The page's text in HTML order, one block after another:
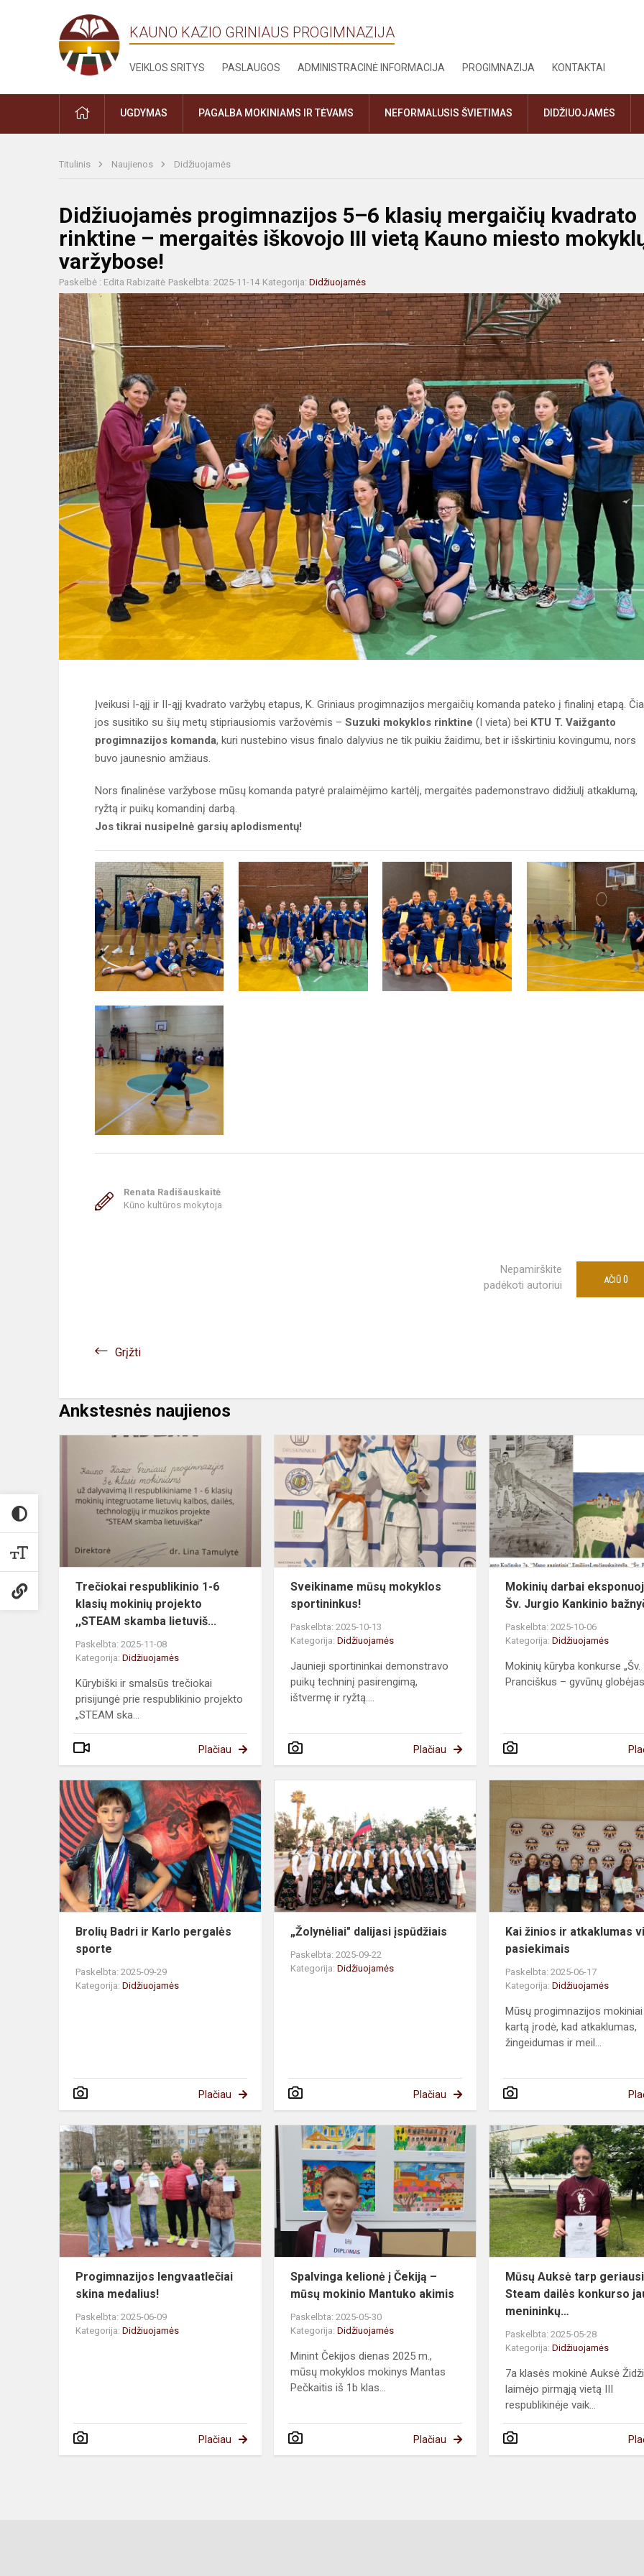
KAUNO KAZIO GRINIAUS PROGIMNAZIJA
VEIKLOS SRITYS PASLAUGOS ADMINISTRACINĖ INFORMACIJA PROGIMNAZIJA KONTAKTAI
PRADŽIAUGDYMAS PAGALBA MOKINIAMS IR TĖVAMS NEFORMALUSIS ŠVIETIMAS DIDŽIUOJAMĖS
Titulinis Naujienos Didžiuojamės
Didžiuojamės progimnazijos 5–6 klasių mergaičių kvadrato
rinktine – mergaitės iškovojo III vietą Kauno miesto
varžybose!
Paskelbė : Edita Rabizaitė Paskelbta: 2025-11-14 Kategorija: Didžiuojamės
Įveikusi I-ąjį ir II-ąjį kvadrato varžybų etapus, K. Griniaus progimnazijos mergaičių komanda pateko į finalinį etapą. Čia
jos susitiko su šių metų stipriausiomis varžovėmis – Suzuki mokyklos rinktine (I vieta) bei KTU T. Vaižganto
progimnazijos komanda, kuri nustebino visus finalo dalyvius ne tik puikiu žaidimu, bet ir išskirtiniu kovingumu, nors
buvo jaunesnio amžiaus.
Nors finalinėse varžybose mūsų komanda patyrė pralaimėjimo kartėlį, mergaitės pademonstravo didžiulį atkaklumą,
ryžtą ir puikų komandinį darbą.
Jos tikrai nusipelnė garsių aplodismentų!
Renata Radišauskaitė
Kūno kultūros mokytoja
Nepamirškite
padėkoti autoriui
AČIŪ 0
Grįžti
Ankstesnės naujienos
Trečiokai
respublikinio
klasių
mokinių
projekto
,,STEAM...
Trečiokai respublikinio 1-6
klasių mokinių projekto
,,STEAM skamba lietuviš...
Paskelbta: 2025-11-08
Kategorija: Didžiuojamės
Kūrybiški ir smalsūs trečiokai
prisijungė prie respublikinio projekto
„STEAM ska...
Plačiau
Sveikiname
mūsų
mokyklos
sportininkus!
Sveikiname mūsų mokyklos
sportininkus!
Paskelbta: 2025-10-13
Kategorija:Didžiuojamės
Jaunieji sportininkai demonstravo
puikų techninį pasirengimą,
ištvermę ir ryžtą....
Plačiau
Mokinių darbai
Šv. Jurgio Kankinio
Paskelbta: 2025-10-06
Kategorija:Didžiuojamės
Mokinių kūryba konkurse „Šv.
Pranciškus – gyvūnų
Brolių
Badri
ir
Karlo
pergalės
sporte
Brolių Badri ir Karlo pergalės
sporte
Paskelbta: 2025-09-29
Kategorija: Didžiuojamės
Plačiau
įspūdžiais
„Žolynėliai" dalijasi įspūdžiais
Paskelbta: 2025-09-22
Kategorija:Didžiuojamės
Plačiau
Kai žinios ir atkaklumas
pasiekimais
Paskelbta: 2025-06-17
Kategorija:Didžiuojamės
Mūsų progimnazijos
kartą įrodė, kad atkaklumas,
žingeidumas ir meil...
Progimnazijos
lengvaatlečiai
skina
medalius!
Progimnazijos lengvaatlečiai
skina medalius!
Paskelbta: 2025-06-09
Kategorija: Didžiuojamės
Plačiau
Spalvinga
kelionė
Čekiją
mūsų
mokinio
Mantuko
akimis
Spalvinga kelionė į Čekiją –
mūsų mokinio Mantuko akimis
Paskelbta: 2025-05-30
Kategorija:Didžiuojamės
Minint Čekijos dienas 2025 m.,
mūsų mokyklos mokinys Mantas
Pečkaitis iš 1b klas...
Plačiau
Mūsų Auksė tarp
Steam dailės konkurso
menininkų…
Paskelbta: 2025-05-28
Kategorija:Didžiuojamės
7a klasės mokinė Auksė
laimėjo pirmąją vietą III
respublikinėje vaik...